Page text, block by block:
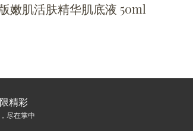
嫩肌活肤精华肌底液 50ml
精彩
尽在掌中